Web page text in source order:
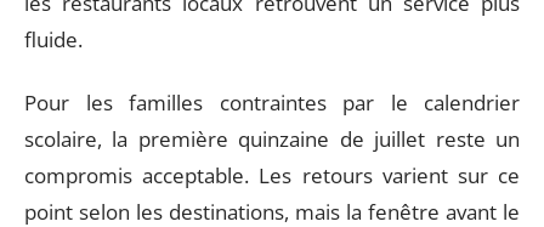
fluide.
Pour les familles contraintes par le calendrier
scolaire, la première quinzaine de juillet reste un
compromis acceptable. Les retours varient sur ce
point selon les destinations, mais la fenêtre avant le